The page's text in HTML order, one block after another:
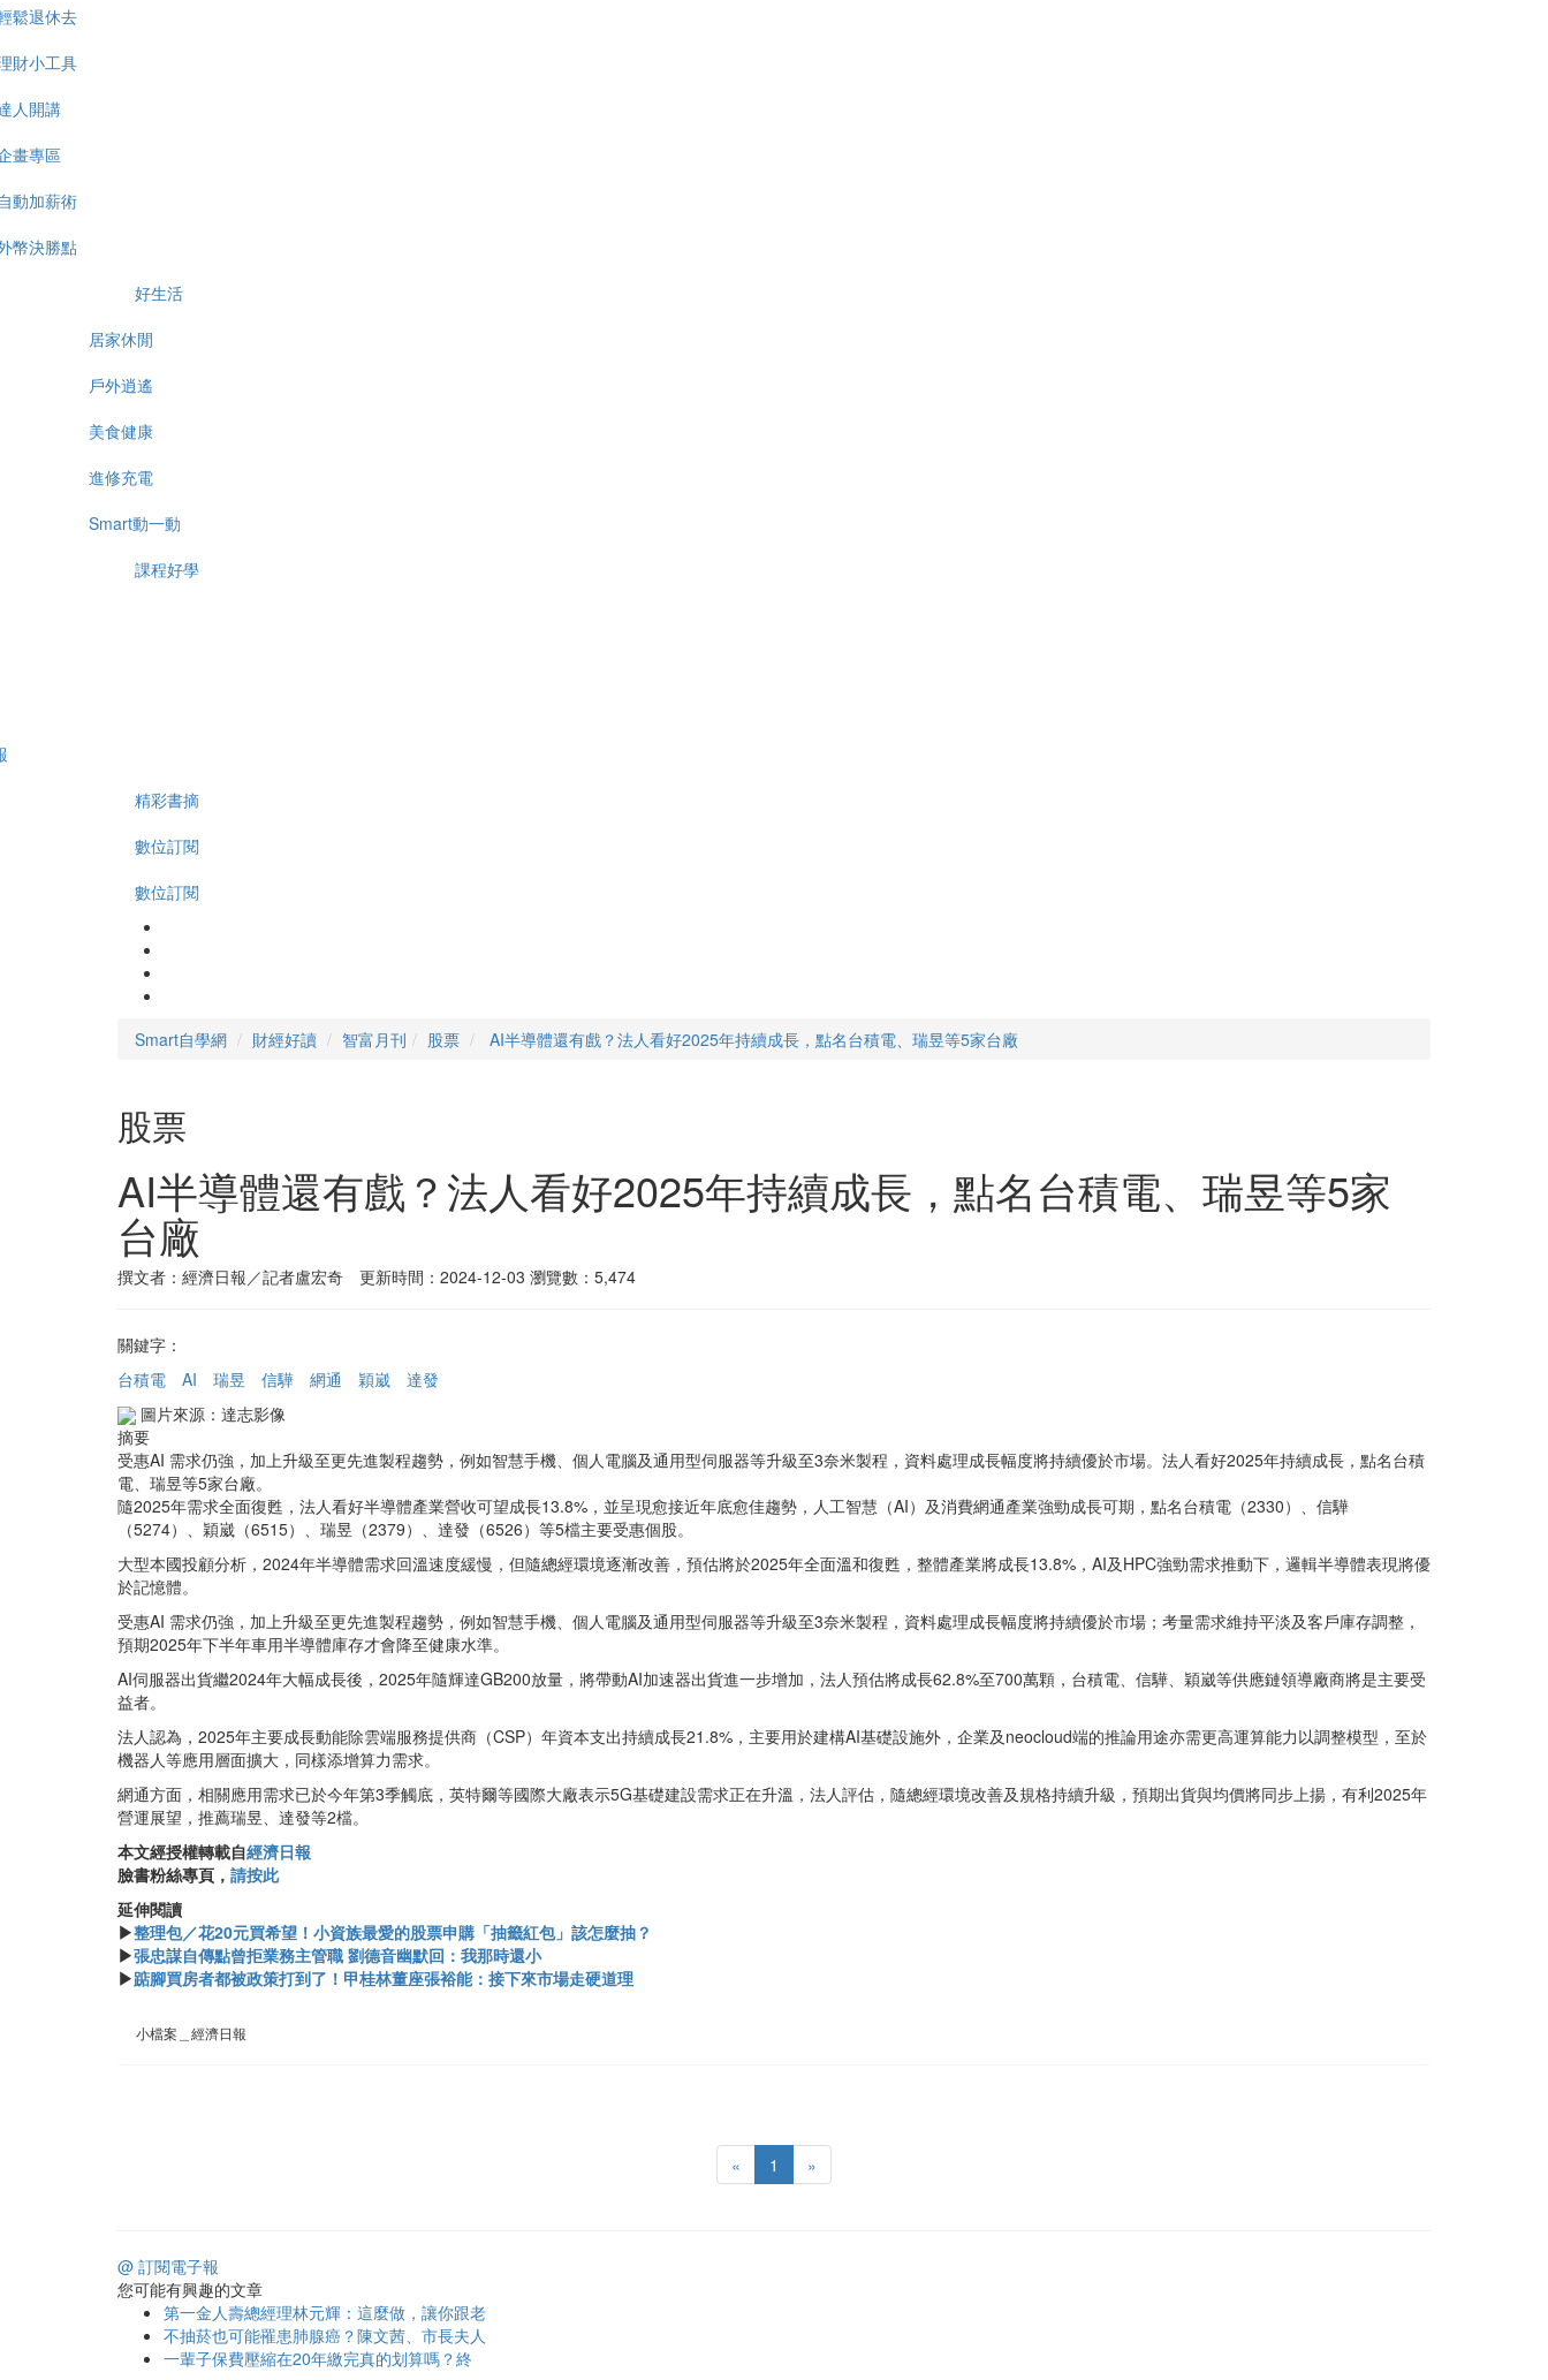
鬆退休去
財小工具
人開講
畫專區
動加薪術
幣決勝點
好生活
居家休閒
戶外逍遙
美食健康
進修充電
Smart動一動
課程好學
精彩書摘
數位訂閱
數位訂閱
Smart自學網 財經好讀 智富月刊 股票 AI半導體還有戲？法人看好2025年持續成長，點名台積電、瑞昱等5家台廠
股票
AI半導體還有戲？法人看好2025年持續成長，點名台積電、瑞昱等5家
台廠
撰文者：經濟日報／記者盧宏奇 更新時間：2024-12-03 瀏覽數：5,474
關鍵字：
台積電
AI 瑞昱 信驊 網通 穎崴
達發
圖片來源：達志影像
摘要
受惠AI 需求仍強，加上升級至更先進製程趨勢，例如智慧手機、個人電腦及通用型伺服器等升級至3奈米製程，資料處理成長幅度將持續優於市場。法人看好2025年持續成長，點名台積
電、瑞昱等5家台廠。
隨2025年需求全面復甦，法人看好半導體產業營收可望成長13.8%，並呈現愈接近年底愈佳趨勢，人工智慧（AI）及消費網通產業強勁成長可期，點名台積電（2330）、信驊
（5274）、穎崴（6515）、瑞昱（2379）、達發（6526）等5檔主要受惠個股。
大型本國投顧分析，2024年半導體需求回溫速度緩慢，但隨總經環境逐漸改善，預估將於2025年全面溫和復甦，整體產業將成長13.8%，AI及HPC強勁需求推動下，邏輯半導體表現將優
於記憶體。
受惠AI 需求仍強，加上升級至更先進製程趨勢，例如智慧手機、個人電腦及通用型伺服器等升級至3奈米製程，資料處理成長幅度將持續優於市場；考量需求維持平淡及客戶庫存調整，
預期2025年下半年車用半導體庫存才會降至健康水準。
AI伺服器出貨繼2024年大幅成長後，2025年隨輝達GB200放量，將帶動AI加速器出貨進一步增加，法人預估將成長62.8%至700萬顆，台積電、信驊、穎崴等供應鏈領導廠商將是主要受
益者。
法人認為，2025年主要成長動能除雲端服務提供商（CSP）年資本支出持續成長21.8%，主要用於建構AI基礎設施外，企業及neocloud端的推論用途亦需更高運算能力以調整模型，至於
機器人等應用層面擴大，同樣添增算力需求。
網通方面，相關應用需求已於今年第3季觸底，英特爾等國際大廠表示5G基礎建設需求正在升溫，法人評估，隨總經環境改善及規格持續升級，預期出貨與均價將同步上揚，有利2025年
營運展望，推薦瑞昱、達發等2檔。
本文經授權轉載自經濟日報
臉書粉絲專頁， 請按此
延伸閱讀
▶整理包／花20元買希望！小資族最愛的股票申購「抽籤紅包」該怎麼抽？
▶張忠謀自傳點曾拒業務主管職 劉德音幽默回：我那時還小
▶踮腳買房者都被政策打到了！甲桂林董座張裕能：接下來市場走硬道理
小檔案＿經濟日報
« 1 »
@ 訂閱電子報
您可能有興趣的文章
第一金人壽總經理林元輝：這麼做，讓你跟老
不抽菸也可能罹患肺腺癌？陳文茜、市長夫人
一輩子保費壓縮在20年繳完真的划算嗎？終